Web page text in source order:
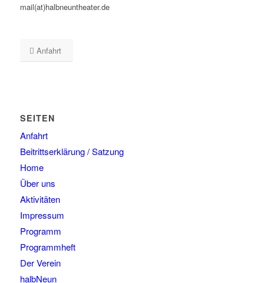
mail(at)halbneuntheater.de
Anfahrt
SEITEN
Anfahrt
Beitrittserklärung / Satzung
Home
Über uns
Aktivitäten
Impressum
Programm
Programmheft
Der Verein
halbNeun